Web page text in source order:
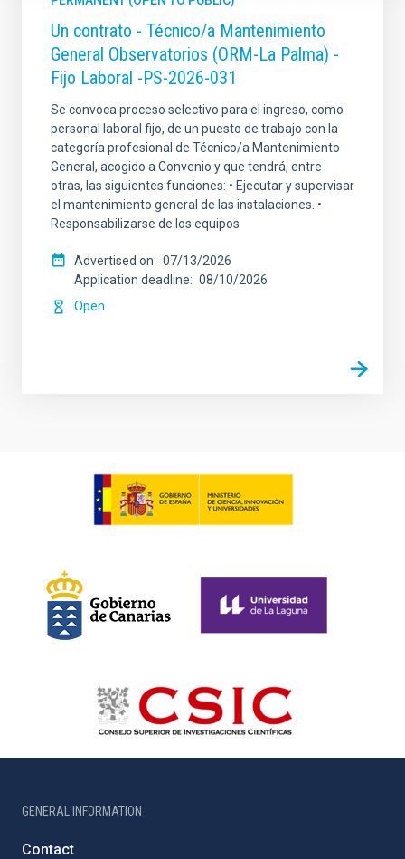
Un contrato - Técnico/a Mantenimiento
General Observatorios (ORM-La Palma) -
Fijo Laboral -PS-2026-031
Se convoca proceso selectivo para el ingreso, como
personal laboral fijo, de un puesto de trabajo con la
categoría profesional de Técnico/a Mantenimiento
General, acogido a Convenio y que tendrá, entre
otras, las siguientes funciones: • Ejecutar y supervisar
el mantenimiento general de las instalaciones. •
Responsabilizarse de los equipos
Advertised on
07/13/2026
Application deadline
08/10/2026
Open
GENERAL INFORMATION
Contact